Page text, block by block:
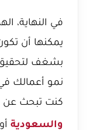
في النهاية،
يمكنها أن
بشغف لتحقيق
نمو أعمالك
كنت تبحث عن
والسعودية